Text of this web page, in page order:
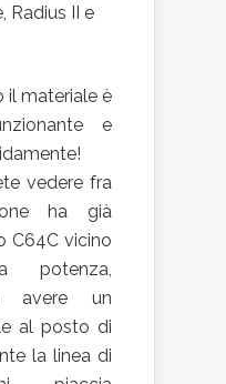
Radius II e
il materiale è
e
vedere fra
ha già
C64C vicino
potenza,
avere un
al posto di
la linea di